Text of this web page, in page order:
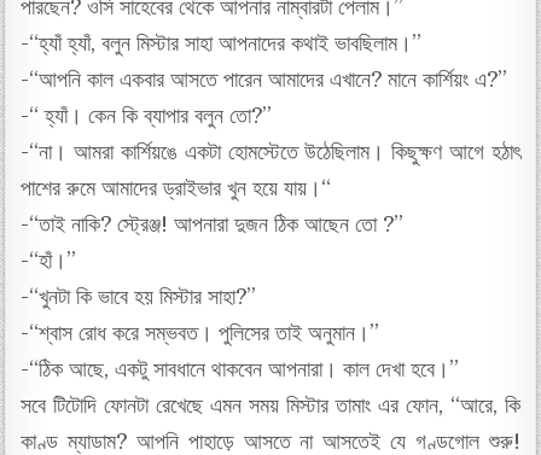
পারছেন? ওসি সাহেবের থেকে আপনার নাম্বারটা পেলাম।”
-“হ্যাঁ হ্যাঁ, বলুন মিস্টার সাহা আপনাদের কথাই ভাবছিলাম।”
-“আপনি কাল একবার আসতে পারেন আমাদের এখানে? মানে কার্শিয়ং এ?”
-“ হ্যাঁ। কেন কি ব্যাপার বলুন তো?”
-“না। আমরা কার্শিয়ঙে একটা হোমস্টেতে উঠেছিলাম। কিছুক্ষণ আগে হঠাৎ
পাশের রুমে আমাদের ড্রাইভার খুন হয়ে যায়।“
-“তাই নাকি? স্ট্রেঞ্জ! আপনারা দুজন ঠিক আছেন তো ?”
-“হাঁ।”
-“খুনটা কি ভাবে হয় মিস্টার সাহা?”
-“শ্বাস রোধ করে সম্ভবত। পুলিসের তাই অনুমান।”
-“ঠিক আছে, একটু সাবধানে থাকবেন আপনারা। কাল দেখা হবে।”
সবে টিটোদি ফোনটা রেখেছে এমন সময় মিস্টার তামাং এর ফোন, “আরে, কি
কাণ্ড ম্যাডাম? আপনি পাহাড়ে আসতে না আসতেই যে গণ্ডগোল শুরু!